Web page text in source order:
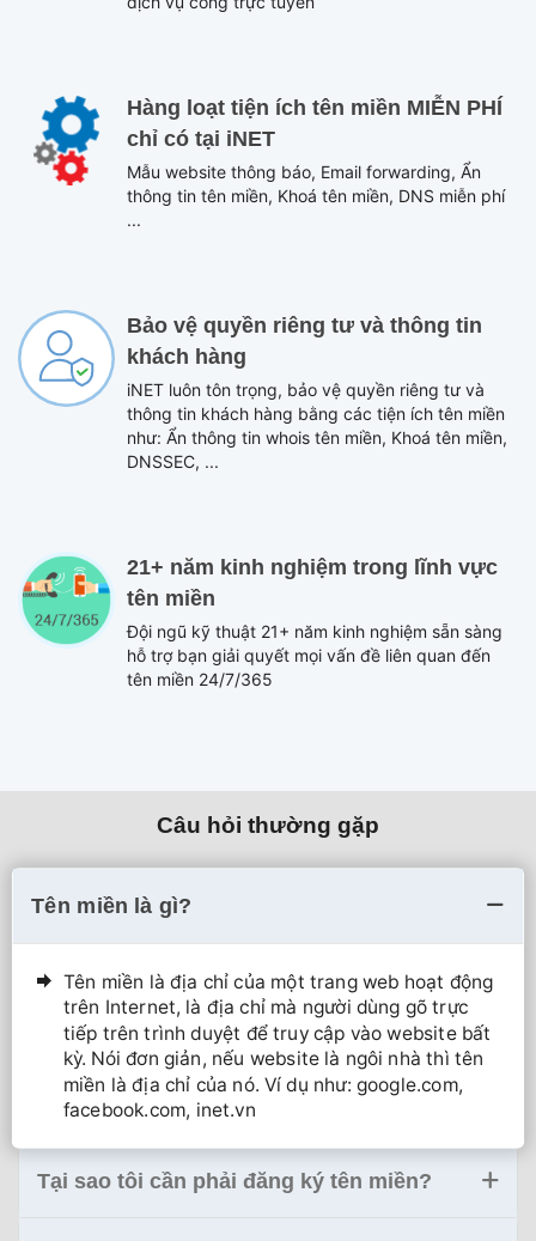
Hàng loạt tiện ích tên miền MIỄN PHÍ
chỉ có tại iNET
Mẫu website thông báo, Email forwarding, Ẩn
thông tin tên miền, Khoá tên miền, DNS miễn phí
...
Bảo vệ quyền riêng tư và thông tin
khách hàng
iNET luôn tôn trọng, bảo vệ quyền riêng tư và
thông tin khách hàng bằng các tiện ích tên miền
như: Ẩn thông tin whois tên miền, Khoá tên miền,
DNSSEC, ...
21+ năm kinh nghiệm trong lĩnh vực
tên miền
Đội ngũ kỹ thuật 21+ năm kinh nghiệm sẵn sàng
hỗ trợ bạn giải quyết mọi vấn đề liên quan đến
tên miền 24/7/365
Câu hỏi thường gặp
Tên miền là gì?
Tên miền là địa chỉ của một trang web hoạt động
trên Internet, là địa chỉ mà người dùng gõ trực
tiếp trên trình duyệt để truy cập vào website bất
kỳ. Nói đơn giản, nếu website là ngôi nhà thì tên
miền là địa chỉ của nó. Ví dụ như: google.com,
facebook.com, inet.vn
Tại sao tôi cần phải đăng ký tên miền?